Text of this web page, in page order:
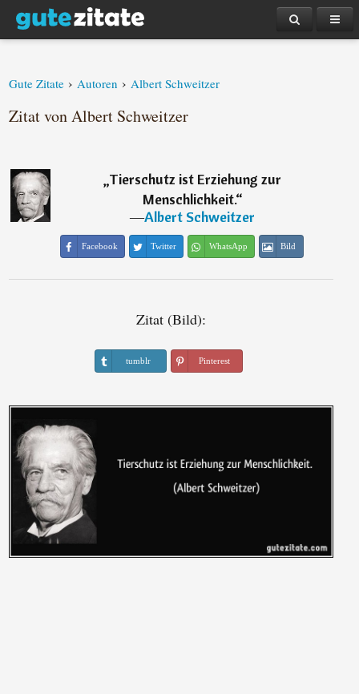
Gute Zitate › Autoren › Albert Schweitzer
Zitat von Albert Schweitzer
„Tierschutz ist Erziehung zur
Menschlichkeit.“
―Albert Schweitzer
Facebook Twitter WhatsApp Bild
Zitat (Bild):
tumblr Pinterest